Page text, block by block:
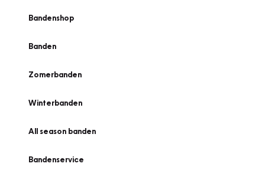
Bandenshop
Banden
Zomerbanden
Winterbanden
All season banden
Bandenservice